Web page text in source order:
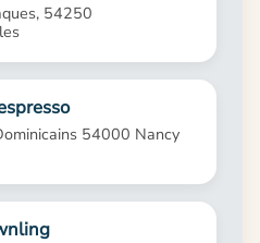
54250
54000 Nancy